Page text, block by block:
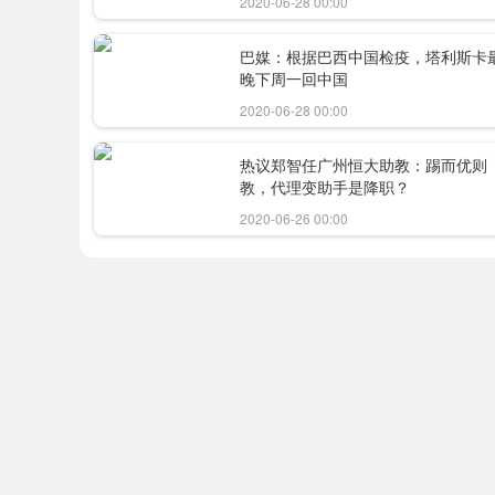
巴媒：根据巴西中国检疫，塔利斯卡
晚下周一回中国
2020-06-28 00:00
热议郑智任广州恒大助教：踢而优则
教，代理变助手是降职？
2020-06-26 00:00